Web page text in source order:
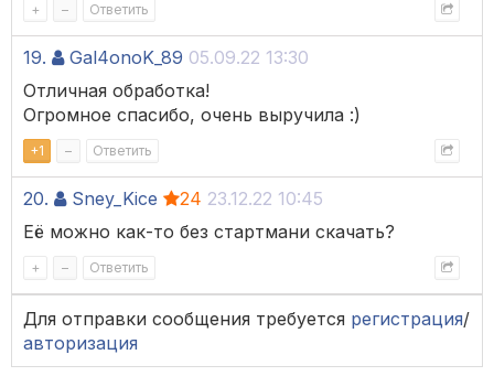
+ – Ответить
19. Gal4onoK_89 05.09.22 13:30
Отличная обработка!
Огромное спасибо, очень выручила :)
+1 – Ответить
20. Sney_Kice 24 23.12.22 10:45
Её можно как-то без стартмани скачать?
+ – Ответить
Для отправки сообщения требуется регистрация/
авторизация